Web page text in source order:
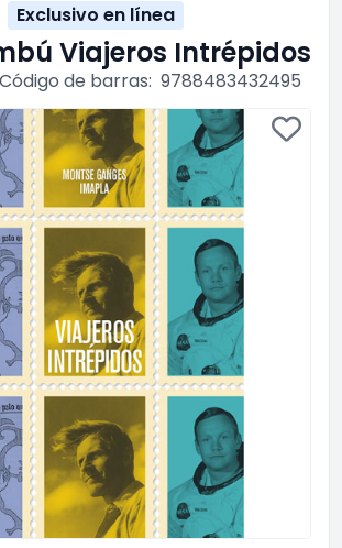
Exclusivo en línea
Viajeros Intrépidos
Código de barras: 9788483432495